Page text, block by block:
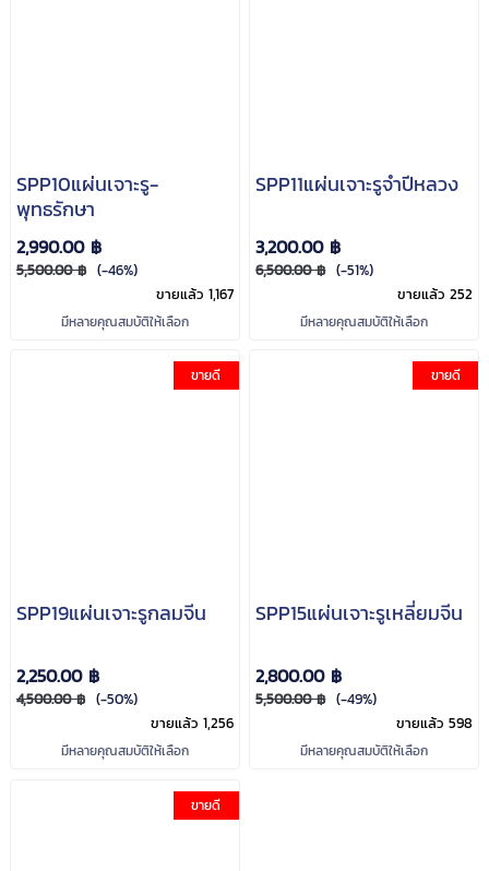
SPP10แผ่นเจาะรู-
พุทธรักษา
2,990.00 ฿
5,500.00 ฿ (-46%)
ขายแล้ว 1,167
มีหลายคุณสมบัติให้เลือก
SPP11แผ่นเจาะรูจำปีหลวง
3,200.00 ฿
6,500.00 ฿ (-51%)
ขายแล้ว 252
มีหลายคุณสมบัติให้เลือก
ขายดี
SPP19แผ่นเจาะรูกลมจีน
2,250.00 ฿
4,500.00 ฿ (-50%)
ขายแล้ว 1,256
มีหลายคุณสมบัติให้เลือก
ขายดี
SPP15แผ่นเจาะรูเหลี่ยมจีน
2,800.00 ฿
5,500.00 ฿ (-49%)
ขายแล้ว 598
มีหลายคุณสมบัติให้เลือก
ขายดี